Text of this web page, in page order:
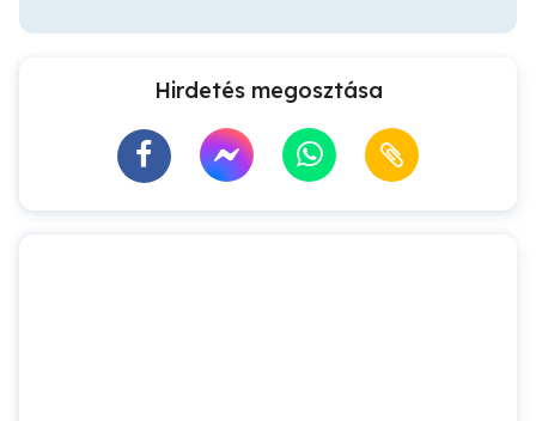
Hirdetés megosztása